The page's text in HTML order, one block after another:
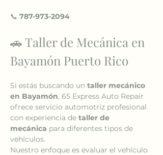
📞 787-973-2094
🚗 Taller de Mecánica en
Bayamón Puerto Rico
Si estás buscando un taller mecánico
en Bayamón, 65 Express Auto Repair
ofrece servicio automotriz profesional
con experiencia de taller de
mecánica para diferentes tipos de
vehículos.
Nuestro enfoque es evaluar el vehículo